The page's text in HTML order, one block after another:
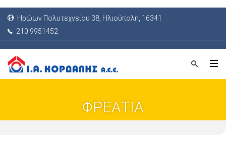
Ηρώων Πολυτεχνείου 38, Ηλιούπολη, 16341
210 9951452
ΦΡΕΑΤΙΑ